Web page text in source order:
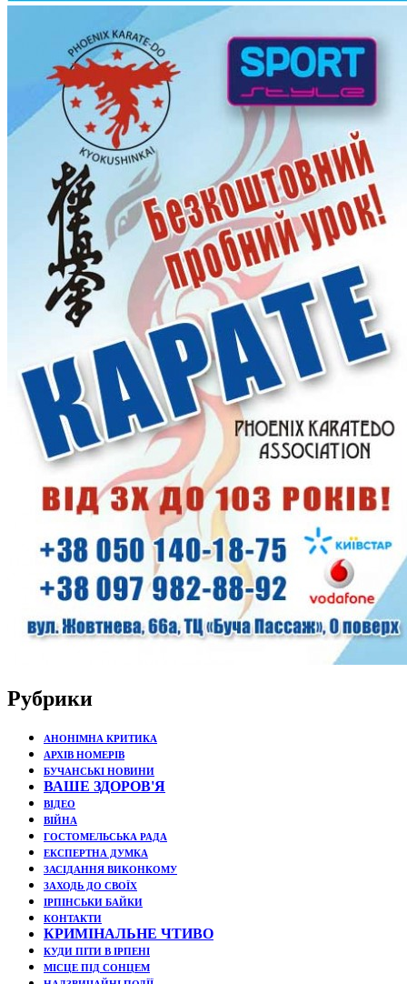
Рубрики
АНОНІМНА КРИТИКА
АРХІВ НОМЕРІВ
БУЧАНСЬКІ НОВИНИ
ВАШЕ ЗДОРОВ'Я
ВІДЕО
ВІЙНА
ГОСТОМЕЛЬСЬКА РАДА
ЕКСПЕРТНА ДУМКА
ЗАСІДАННЯ ВИКОНКОМУ
ЗАХОДЬ ДО СВОЇХ
ІРПІНСЬКИ БАЙКИ
КОНТАКТИ
КРИМІНАЛЬНЕ ЧТИВО
КУДИ ПІТИ В ІРПЕНІ
МІСЦЕ ПІД СОНЦЕМ